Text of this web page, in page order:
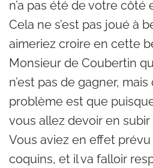
n’a pas été de votre côté
Cela ne s’est pas joué à
aimeriez croire en cette
Monsieur de Coubertin
n’est pas de gagner,
problème est que
vous allez devoir en
Vous aviez en effet
coquins, et il va falloir